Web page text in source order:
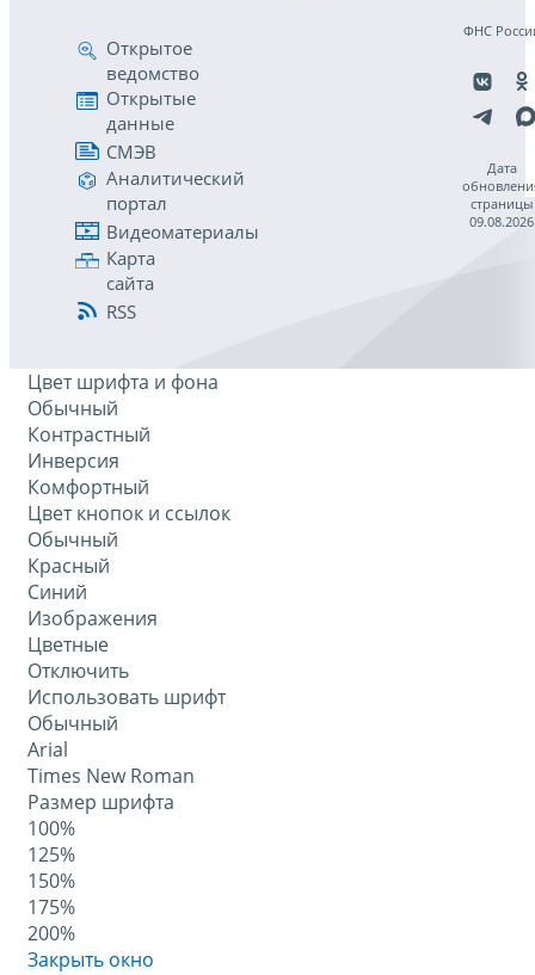
Открытое
ведомство
Открытые
данные
СМЭВ
Аналитический
портал
Видеоматериалы
Карта
сайта
RSS
ФНС
Дата
страницы
09.08.2026
Цвет шрифта и фона
Обычный
Контрастный
Инверсия
Комфортный
Цвет кнопок и ссылок
Обычный
Красный
Синий
Изображения
Цветные
Отключить
Использовать шрифт
Обычный
Arial
Times New Roman
Размер шрифта
100%
125%
150%
175%
200%
Закрыть окно